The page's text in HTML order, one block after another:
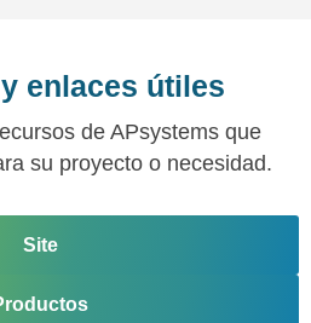
enlaces útiles
de APsystems que
su proyecto o necesidad.
Site